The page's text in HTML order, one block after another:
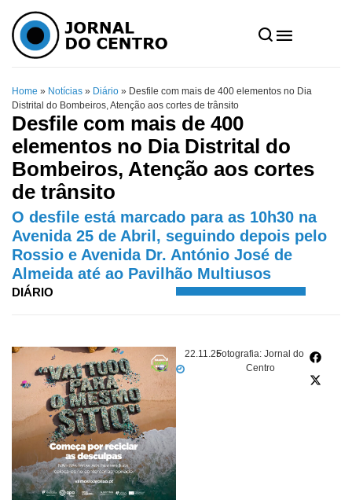
Home » Notícias » Diário » Desfile com mais de 400 elementos no Dia
Distrital do Bombeiros, Atenção aos cortes de trânsito
Desfile com mais de 400
elementos no Dia Distrital do
Bombeiros, Atenção aos cortes
de trânsito
O desfile está marcado para as 10h30 na
Avenida 25 de Abril, seguindo depois pelo
Rossio e Avenida Dr. António José de
Almeida até ao Pavilhão Multiusos
DIÁRIO
22.11.25Fotografia: Jornal do
Centro